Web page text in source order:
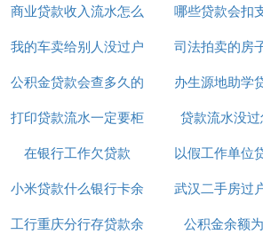
有约定什么时候给钥匙，可以过户
什么用，所以在过户时就可以把钥
后买方贷款办不下来怎么办
来的具体原因，以及买卖双方在此
。此时，买卖双方应依据购房合同
商业贷款收入流水怎么
做
哪些贷款会扣
额
我的车卖给别人没过户
他还给贷款了
司法拍卖的房
还能贷
公积金贷款会查多久的
银行流水
办生源地助学
什么资
打印贷款流水一定要柜
台吗
贷款流水没
在银行工作欠贷款
以假工作单位
坐牢吗
小米贷款什么银行卡余
额
武汉二手房过
到账
工行重庆分行存贷款余
公积金余额